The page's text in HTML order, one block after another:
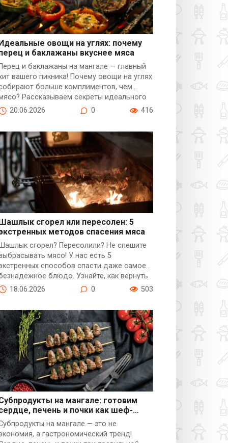
Разное
овощи на углях: почему
и баклажаны вкуснее мяса
Перец и баклажаны на мангале — главный
вашего пикника! Почему овощи на углях
больше комплиментов, чем
Рассказываем секреты идеального
обжиг, соусы и подача. 6
рецептов, которые заставят ваших гостей
новый тренд!
20.06.2026 0 416
Разное
сгорел или пересолен: 5
методов спасения мяса
Шашлык сгорел? Пересолили? Не спешите
мясо! У нас есть 5
способов спасти даже самое
блюдо. Узнайте, как вернуть
пересушенному мясу, убрать
— это реально!
18.06.2026 0 503
Субпродукты
на мангале: готовим
печень и почки как шеф-
на мангале — это не
а гастрономический тренд!